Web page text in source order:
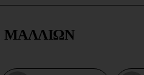
ΜΑΛΛΙΩΝ